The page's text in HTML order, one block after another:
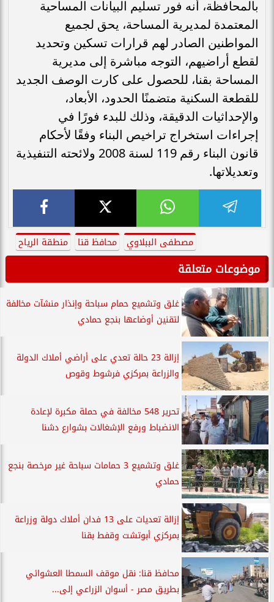
بالمحافظة، أنه فور تسليم البيانات المساحية
المعتمدة لمديرية المساحة، يحق لجميع
المواطنين الصادر لهم قرارات تسكين وتحديد
لقطع أراضيهم، التوجه مباشرة إلى مديرية
المساحة بقنا، للحصول على كارت الوصف الجديد
للقطعة السكنية متضمنًا الحدود، الأبعاد،
والإحداثيات الدقيقة، وذلك للبدء فورًا في
إجراءات استخراج تراخيص البناء وفقًا لأحكام
قانون البناء رقم 119 لسنة 2008 ولائحته التنفيذية
وتعديلاتها.
مصطفى الببلاوي محافظ قنا منطقة الرياح
موضوعات متعلقة
غلق وتشميع حمام سباحة وإنذار منشآت مخالفة
لتقنين أوضاعها بنجع حمادي
إزالة 23 حالة تعدي على أراضي أملاك الدولة
والزراعة بمركزي فرشوط وقوص
تحرير 548 مخالفة في حملة مكبرة لإعادة
الانضباط ورفع الإشغالات بشوارع دشنا
غلق وتشميع 3 حمامات سباحة غير مرخصة بنجع
حمادي
إزالة تعديات على 13 فدان أملاك دولة وزراعة
بمركزي أبوتشت وقفط بقنا
محافظ قنا: نقل موقف السمطا العشوائي
بطريق مصر - أسوان الزراعي إلى...